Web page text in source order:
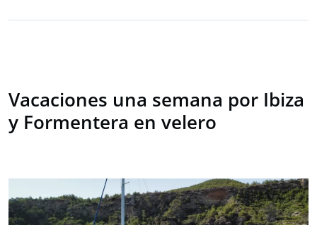
Vacaciones una semana por Ibiza
y Formentera en velero